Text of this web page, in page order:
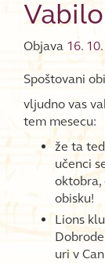
Vabilo
Objava 16.
Spoštovani
vljudno vas
tem mesecu:
že ta
učenci
oktobra,
obisku!
Lions
uri v